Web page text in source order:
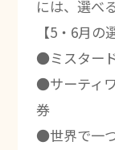
には、選べ
【5・6月の
●ミスター
●サーティ
券
●世界で一